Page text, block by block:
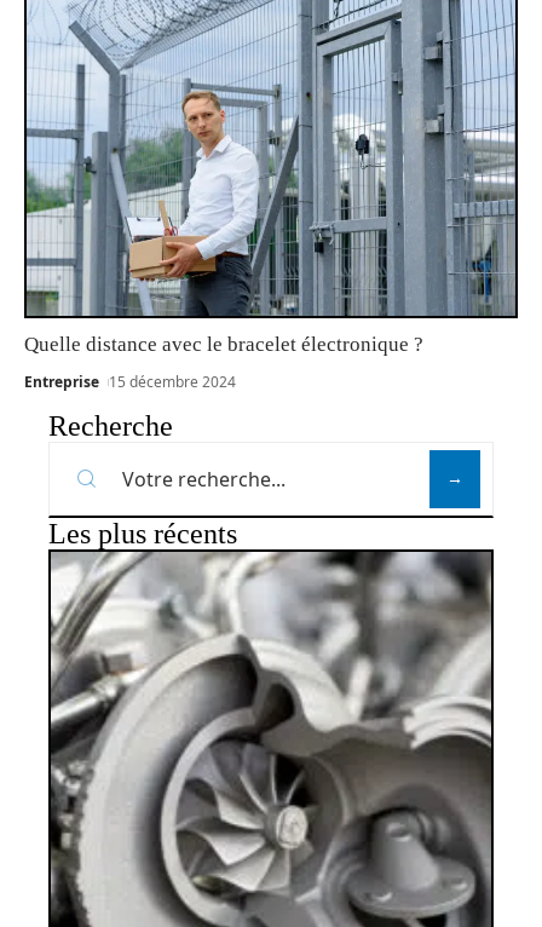
Quelle distance avec le bracelet électronique ?
Entreprise 15 décembre 2024
Recherche
Les plus récents